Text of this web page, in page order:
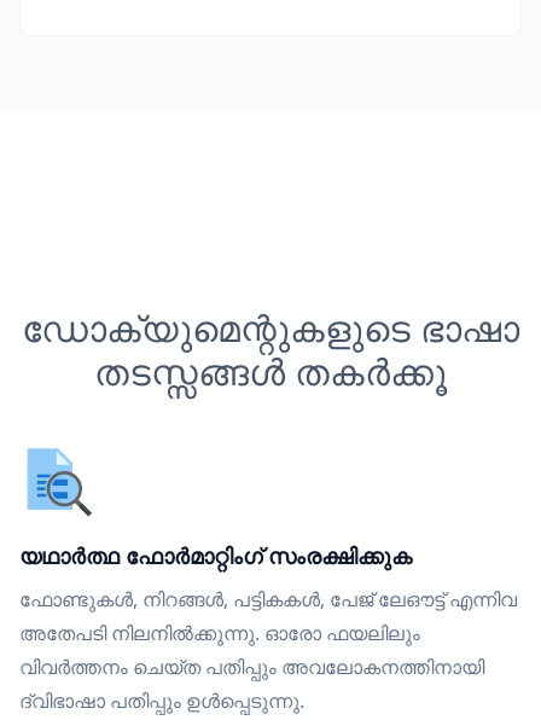
ഡോക്യുമെന്റുകളുടെ ഭാഷാ
തടസ്സങ്ങൾ തകർക്കൂ
യഥാർത്ഥ ഫോർമാറ്റിംഗ് സംരക്ഷിക്കുക
ഫോണ്ടുകൾ, നിറങ്ങൾ, പട്ടികകൾ, പേജ് ലേഔട്ട് എന്നിവ
അതേപടി നിലനിൽക്കുന്നു. ഓരോ ഫയലിലും
വിവർത്തനം ചെയ്ത പതിപ്പും അവലോകനത്തിനായി
ദ്വിഭാഷാ പതിപ്പും ഉൾപ്പെടുന്നു.